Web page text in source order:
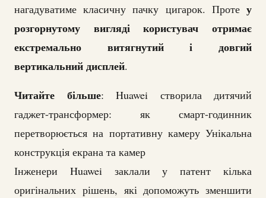
нагадуватиме класичну пачку цигарок. Проте у
розгорнутому вигляді користувач отримає
екстремально витягнутий і довгий
вертикальний дисплей.
Читайте більше: Huawei створила дитячий
гаджет-трансформер: як смарт-годинник
перетворюється на портативну камеру Унікальна
конструкція екрана та камер
Інженери Huawei заклали у патент кілька
оригінальних рішень, які допоможуть зменшити